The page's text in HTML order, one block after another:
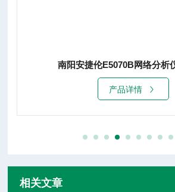
南阳安捷伦E5070B网络分析
产品详情
相关文章